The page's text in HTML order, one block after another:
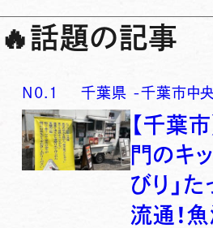
🔥話題の記事
N0. 1 千葉県 -千葉市中
【千葉
門のキ
びり」た
流通！